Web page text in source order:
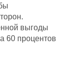
выгоды
60 процентов